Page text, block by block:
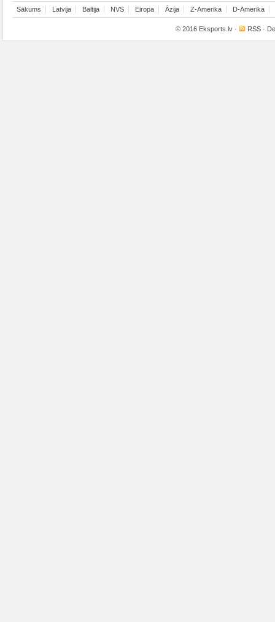
Sākums Latvija Baltija NVS Eiropa Āzija Z-Amerika D-Amerika
© 2016 Eksports.lv · RSS ·